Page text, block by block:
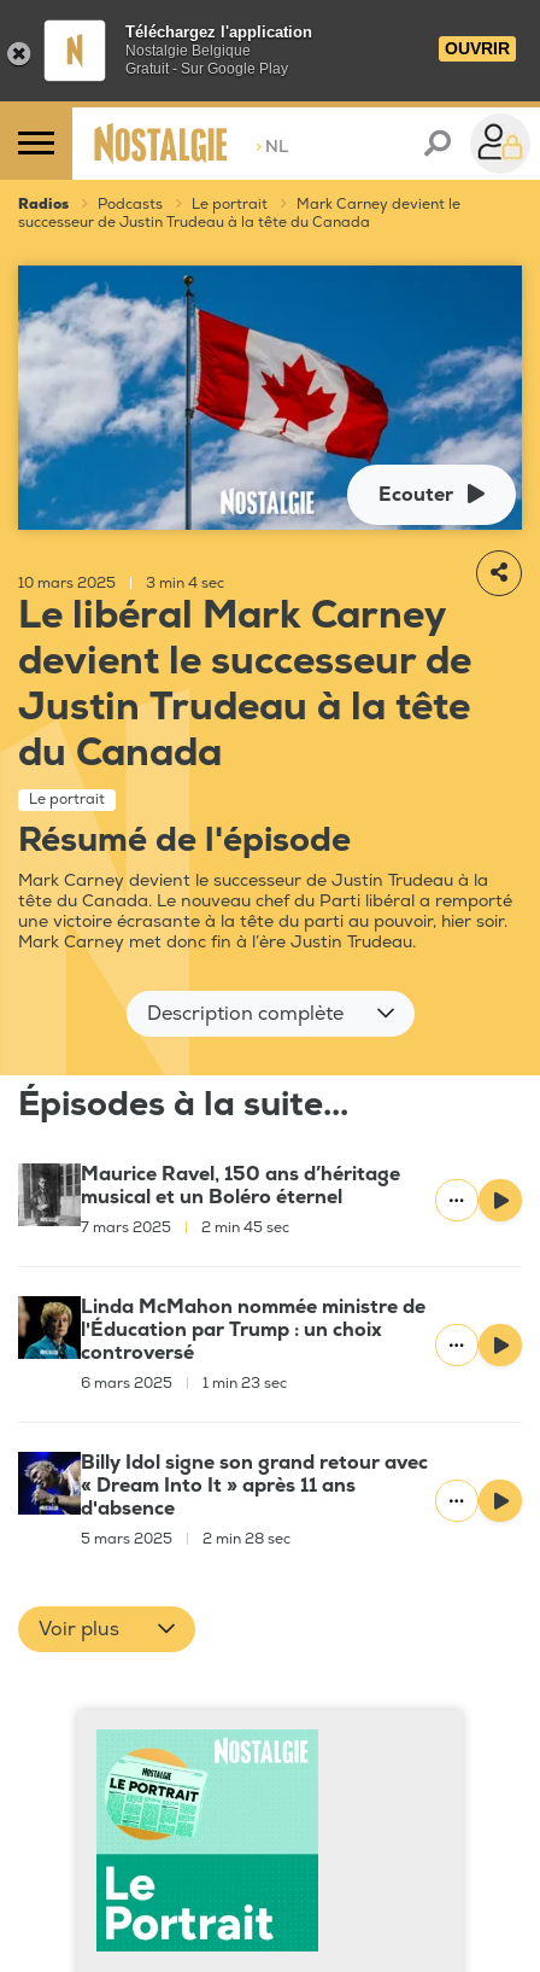
Téléchargez l'application
Nostalgie Belgique
Gratuit - Sur Google Play
OUVRIR
> NL
Radios Podcasts Le portrait
Mark Carney devient le
successeur de Justin Trudeau à la tête du Canada
Ecouter
10 mars 2025 3 min 4 sec
Le libéral Mark Carney
devient le successeur de
Justin Trudeau à la tête
du Canada
Le portrait
Résumé de l'épisode
Mark Carney devient le successeur de Justin Trudeau à la
tête du Canada. Le nouveau chef du Parti libéral a remporté
une victoire écrasante à la tête du parti au pouvoir, hier soir.
Mark Carney met donc fin à l’ère Justin Trudeau.
Description complète
Épisodes à la suite...
Maurice Ravel, 150 ans d’héritage
musical et un Boléro éternel
7 mars 2025 2 min 45 sec
Linda McMahon nommée ministre de
l'Éducation par Trump : un choix
controversé
6 mars 2025 1 min 23 sec
Billy Idol signe son grand retour avec
« Dream Into It » après 11 ans
d'absence
5 mars 2025 2 min 28 sec
Voir plus